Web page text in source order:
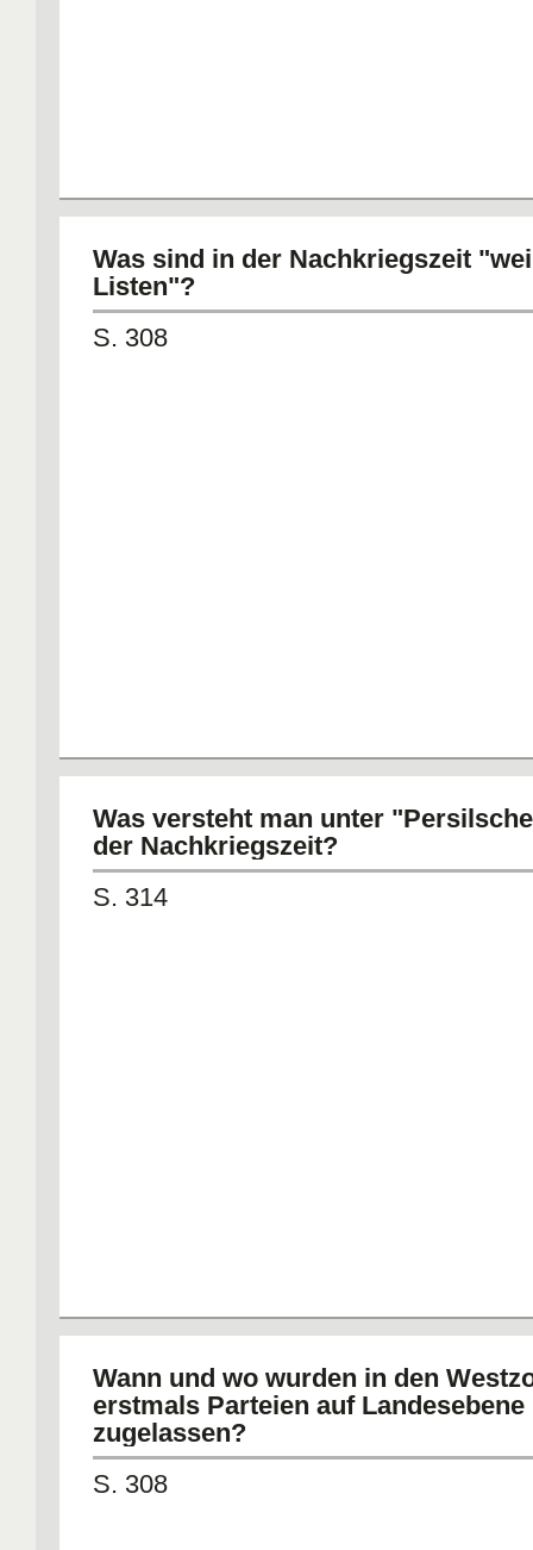
Was sind in der Nachkriegszeit
Listen"?
S. 308
Was versteht man unter
der Nachkriegszeit?
S. 314
Wann und wo wurden in den
erstmals Parteien auf Landesebene
zugelassen?
S. 308